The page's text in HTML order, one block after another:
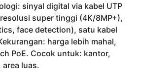
sinyal digital via kabel UTP
super tinggi (4K/8MP+),
face detection), satu kabel
harga lebih mahal,
PoE. Cocok untuk: kantor,
luas.